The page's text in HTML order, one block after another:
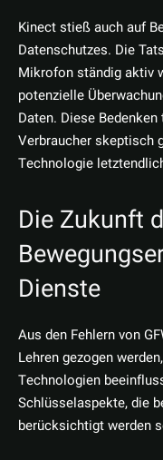
Kinect stieß auch auf
Datenschutzes. Die
Mikrofon ständig aktiv
potenzielle
Daten. Diese
Verbraucher skeptisch
Technologie
Die Zukunft
Dienste
Aus den Fehlern von
Lehren gezogen
Technologien
Schlüsselaspekte, die
berücksichtigt werden